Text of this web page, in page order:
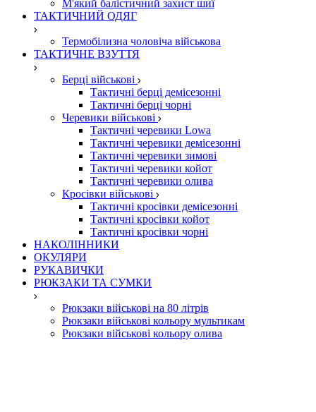
М'який балістичний захист шиї
ТАКТИЧНИЙ ОДЯГ
Термобілизна чоловіча військова
ТАКТИЧНЕ ВЗУТТЯ
Берці військові
Тактичні берці демісезонні
Тактичні берці чорні
Черевики військові
Тактичні черевики Lowa
Тактичні черевики демісезонні
Тактичні черевики зимові
Тактичні черевики койот
Тактичні черевики олива
Кросівки військові
Тактичні кросівки демісезонні
Тактичні кросівки койот
Тактичні кросівки чорні
НАКОЛІННИКИ
ОКУЛЯРИ
РУКАВИЧКИ
РЮКЗАКИ ТА СУМКИ
Рюкзаки військові на 80 літрів
Рюкзаки військові кольору мультикам
Рюкзаки військові кольору олива